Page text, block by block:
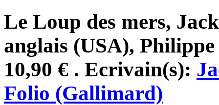
Le Loup des mers,
anglais (USA),
10,90 € . Ecrivain(s):
Folio (Gallimard)